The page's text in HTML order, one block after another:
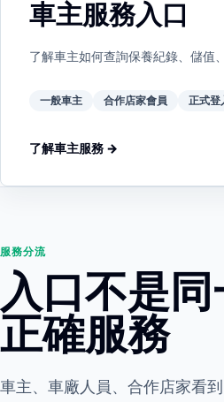
車主服務入口
了解車主如何查詢保養紀錄、儲值
一般車主 合作店家會員 正式登
了解車主服務 →
服務分流
入口不是
正確服務
車主、車廠人員、合作店家看